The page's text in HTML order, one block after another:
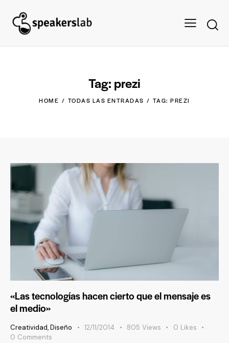
Tag: prezi
HOME TODAS LAS ENTRADAS TAG: PREZI
«Las tecnologías hacen cierto que el mensaje es
el medio»
Creatividad,Diseño 12/11/2014 805 Views 0 Likes
0 Comments